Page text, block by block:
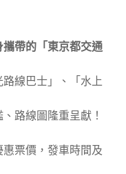
帶的「東京都交通
線巴士」、「水上
路線圖隆重呈獻！
票價，發車時間及